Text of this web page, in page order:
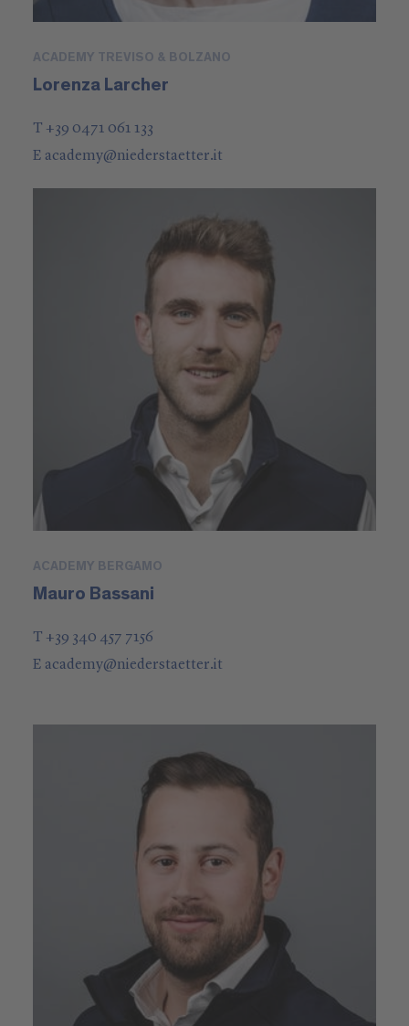
ACADEMY TREVISO & BOLZANO
Lorenza Larcher
T +39 0471 061 133
E academy@niederstaetter.it
ACADEMY BERGAMO
Mauro Bassani
T +39 340 457 7156
E academy@niederstaetter.it